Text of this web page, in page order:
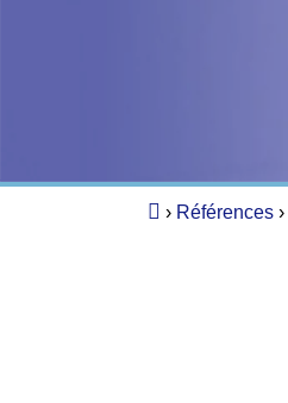
› Références ›